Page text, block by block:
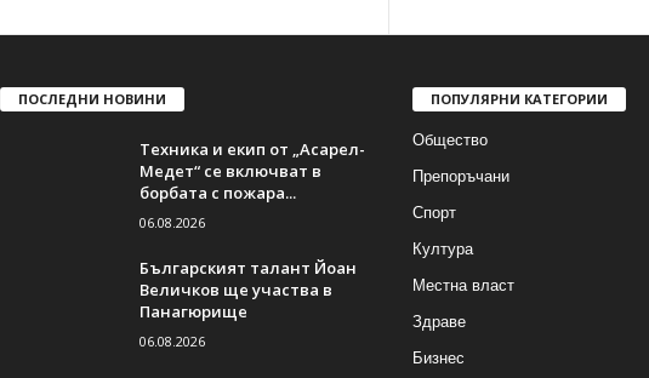
ПОСЛЕДНИ НОВИНИ
Техника и екип от „Асарел-
Медет“ се включват в
борбата с пожара...
06.08.2026
Българският талант Йоан
Величков ще участва в
Панагюрище
06.08.2026
ПОПУЛЯРНИ КАТЕГОРИИ
Общество
Препоръчани
Спорт
Култура
Местна власт
Здраве
Бизнес